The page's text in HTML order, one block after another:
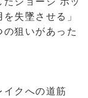
失墜させる」
狙いがあった
クへの道筋